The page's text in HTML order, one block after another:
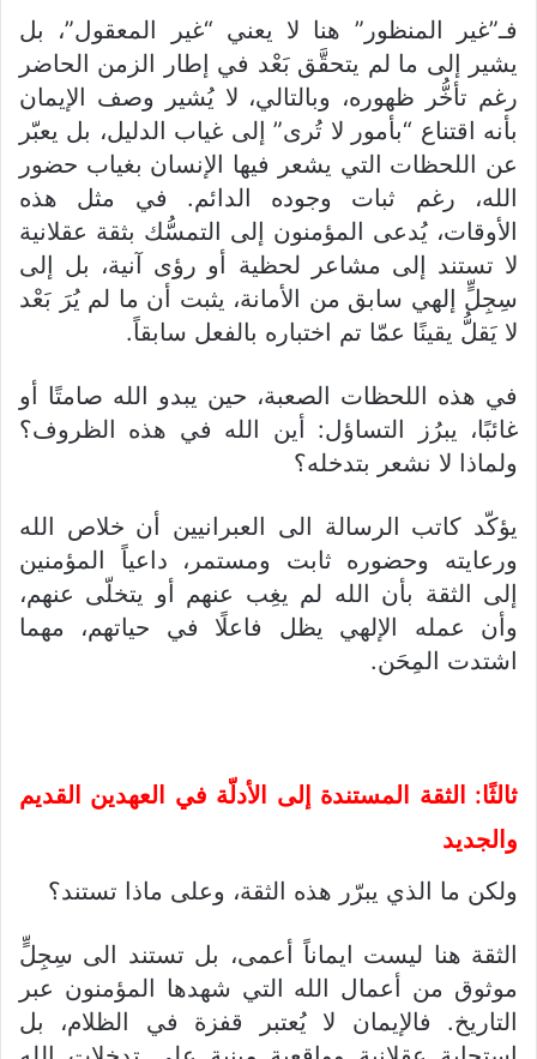
فـ”غير المنظور” هنا لا يعني “غير المعقول”، بل
يشير إلى ما لم يتحقَّق بَعْد في إطار الزمن الحاضر
رغم تأخُّر ظهوره، وبالتالي، لا يُشير وصف الإيمان
بأنه اقتناع “بأمور لا تُرى” إلى غياب الدليل، بل يعبّر
عن اللحظات التي يشعر فيها الإنسان بغياب حضور
الله، رغم ثبات وجوده الدائم. في مثل هذه
الأوقات، يُدعى المؤمنون إلى التمسُّك بثقة عقلانية
لا تستند إلى مشاعر لحظية أو رؤى آنية، بل إلى
سِجِلٍّ إلهي سابق من الأمانة، يثبت أن ما لم يُرَ بَعْد
لا يَقلُّ يقينًا عمّا تم اختباره بالفعل سابقاً.
في هذه اللحظات الصعبة، حين يبدو الله صامتًا أو
غائبًا، يبرُز التساؤل: أين الله في هذه الظروف؟
ولماذا لا نشعر بتدخله؟
يؤكّد كاتب الرسالة الى العبرانيين أن خلاص الله
ورعايته وحضوره ثابت ومستمر، داعياً المؤمنين
إلى الثقة بأن الله لم يغِب عنهم أو يتخلّى عنهم،
وأن عمله الإلهي يظل فاعلًا في حياتهم، مهما
اشتدت المِحَن.
ثالثًا: الثقة المستندة إلى الأدلّة في العهدين القديم
والجديد
ولكن ما الذي يبرّر هذه الثقة، وعلى ماذا تستند؟
الثقة هنا ليست ايماناً أعمى، بل تستند الى سِجِلٍّ
موثوق من أعمال الله التي شهدها المؤمنون عبر
التاريخ. فالإيمان لا يُعتبر قفزة في الظلام، بل